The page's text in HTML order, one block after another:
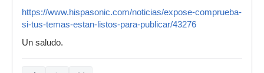
https://www.hispasonic.com/noticias/expose-comprueba-
si-tus-temas-estan-listos-para-publicar/43276
Un saludo.